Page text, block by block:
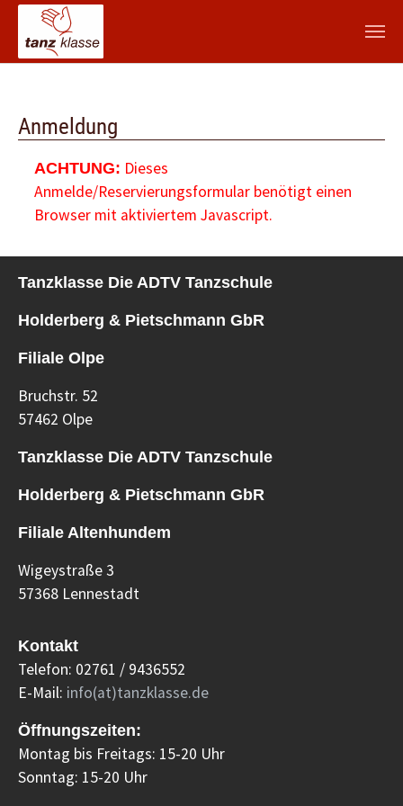
Anmeldung
ACHTUNG: Dieses
Anmelde/Reservierungsformular benötigt einen
Browser mit aktiviertem Javascript.
Tanzklasse Die ADTV Tanzschule
Holderberg & Pietschmann GbR
Filiale Olpe
Bruchstr. 52
57462 Olpe
Tanzklasse Die ADTV Tanzschule
Holderberg & Pietschmann GbR
Filiale Altenhundem
Wigeystraße 3
57368 Lennestadt
Kontakt
Telefon: 02761 / 9436552
E-Mail: info(at)tanzklasse.de
Öffnungszeiten:
Montag bis Freitags: 15-20 Uhr
Sonntag: 15-20 Uhr